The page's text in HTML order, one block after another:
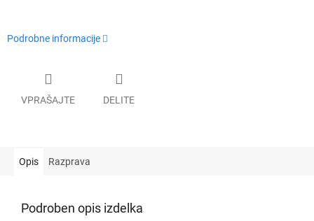
Podrobne informacije
VPRAŠAJTE DELITE
Opis Razprava
Podroben opis izdelka